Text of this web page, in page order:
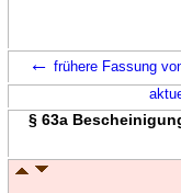
← frühere Fassung
§ 63a